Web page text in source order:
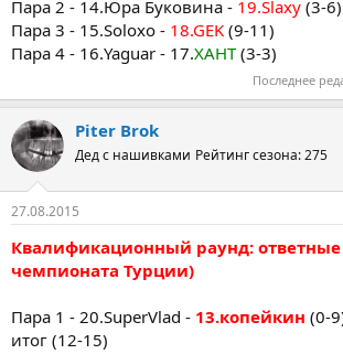
Пара 2 - 14.Юра Буковина - 19.Slaxy (3-6)
Пара 3 - 15.Soloxo - 18.GEK (9-11)
Пара 4 - 16.Yaguar - 17.ХАНТ(3-3)
Последнее
Piter Brok
Дед с нашивками Рейтинг сезона: 275
27.08.2015
Квалификационный раунд: ответные
чемпионата Турции)
Пара 1 - 20.SuperVlad - 13.копейкин (0-
итог (12-15)